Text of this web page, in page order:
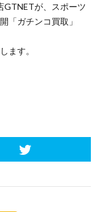
GTNETが、スポーツ
「ガチンコ買取」
ます。